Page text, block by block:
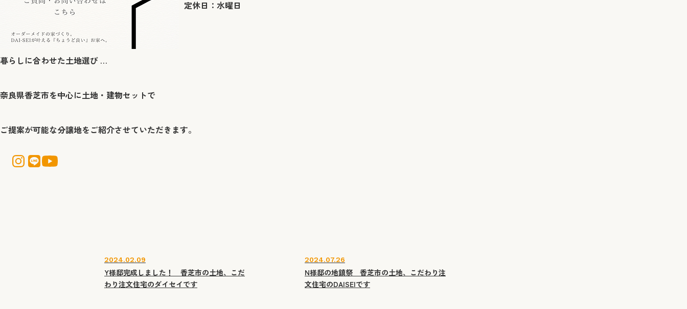
定休日：水曜日
暮らしに合わせた土地選び … ​
奈良県香芝市を中心に土地・建物セットで
ご提案が可能な分譲地をご紹介させていただきます。
2024.02.09
Y様邸完成しました！ 香芝市の土地、こだ
わり注文住宅のダイセイです
2024.07.26
N様邸の地鎮祭 香芝市の土地、こだわり注
文住宅のDAISEIです